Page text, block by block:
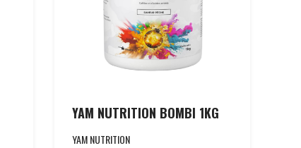
YAM NUTRITION BOMBI 1KG
YAM NUTRITION